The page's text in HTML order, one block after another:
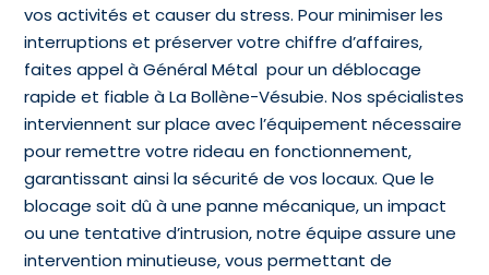
vos activités et causer du stress. Pour minimiser les
interruptions et préserver votre chiffre d’affaires,
faites appel à Général Métal pour un déblocage
rapide et fiable à La Bollène-Vésubie. Nos spécialistes
interviennent sur place avec l’équipement nécessaire
pour remettre votre rideau en fonctionnement,
garantissant ainsi la sécurité de vos locaux. Que le
blocage soit dû à une panne mécanique, un impact
ou une tentative d’intrusion, notre équipe assure une
intervention minutieuse, vous permettant de